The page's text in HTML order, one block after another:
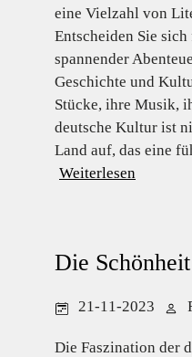
eine Vielzahl von
Entscheiden Sie
spannender
Geschichte und
Stücke, ihre Musik,
deutsche Kultur ist
Land auf, das eine
Weiterlesen
Die
21-11-2023
Die Faszination der